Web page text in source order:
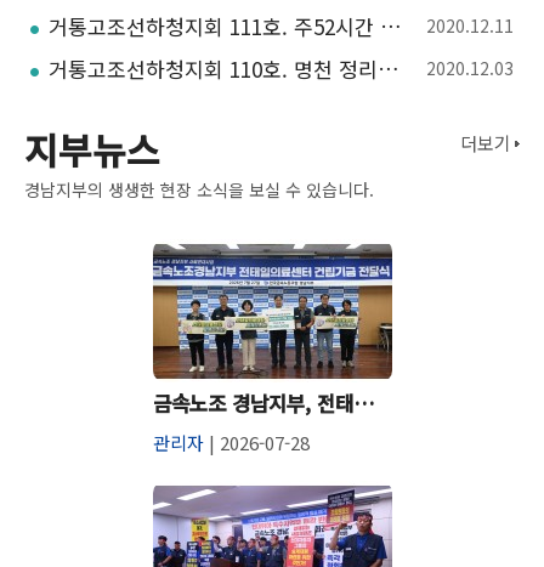
거통고조선하청지회 111호. 주52시간 시행연기? 누구 좋으라고 2020.12.11
거통고조선하청지회 110호. 명천 정리해고 투쟁 승리. 노동부 영안기업 직장내 괴롭힘 확인 2020.12.03
지부뉴스
경남지부의 생생한 현장 소식을 보실 수 있습니다.
더보기
금속노조 경남지부, 전태일의료센터 건립기금 2천만원 전달
관리자| 2026-07-28